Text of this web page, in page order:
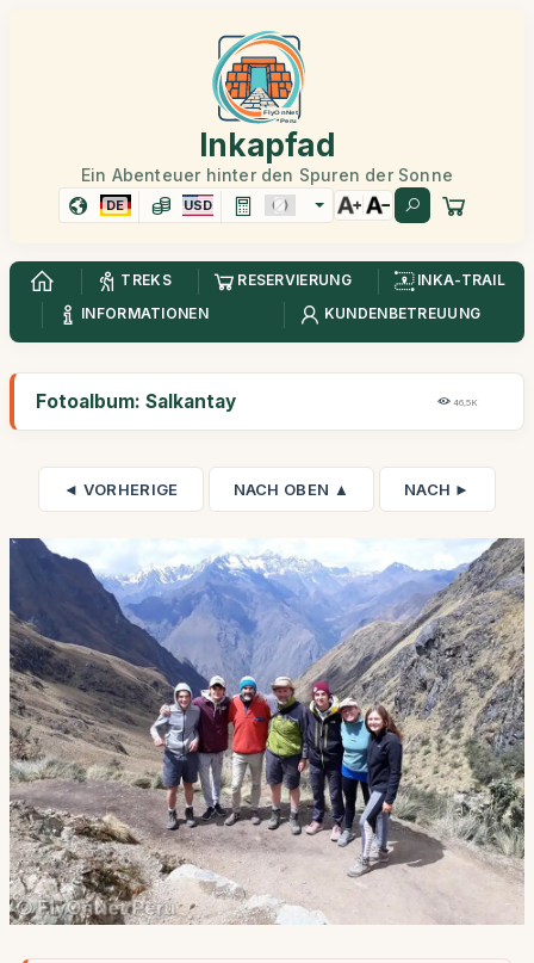
Inkapfad
Ein Abenteuer hinter den Spuren der Sonne
DE USD
TREKS RESERVIERUNG
INKA-TRAIL
INFORMATIONEN
KUNDENBETREUUNG
Fotoalbum: Salkantay 46,5K
◄ VORHERIGE NACH OBEN ▲ NACH ►